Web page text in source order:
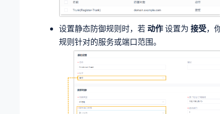
设置静态防御规则时，若动作设置为 接受，
规则针对的服务或端口范围。